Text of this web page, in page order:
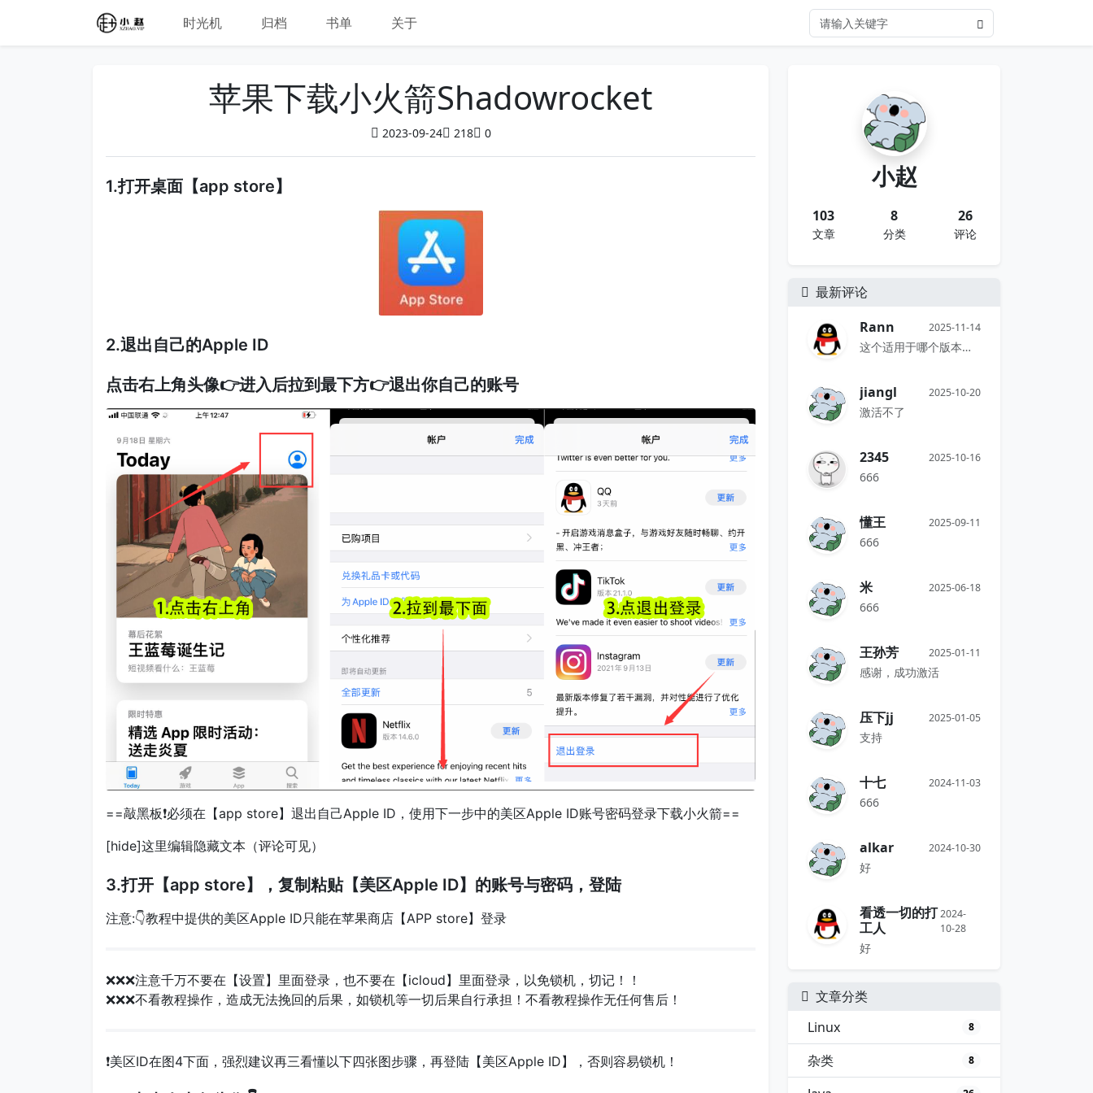
时光机 归档 书单 关于
苹果下载小火箭Shadowrocket
2023-09-24 218 0
1.打开桌面【app store】
2.退出自己的Apple ID
点击右上角头像👉进入后拉到最下方👉退出你自己的账号
==敲黑板❗️必须在【app store】退出自己Apple ID，使用下一步中的美区Apple ID账号密码登录下载小火箭==
[hide]这里编辑隐藏文本（评论可见）
3.打开【app store】，复制粘贴【美区Apple ID】的账号与密码，登陆
注意:👇教程中提供的美区Apple ID只能在苹果商店【APP store】登录
❌❌❌注意千万不要在【设置】里面登录，也不要在【icloud】里面登录，以免锁机，切记！！
❌❌❌不看教程操作，造成无法挽回的后果，如锁机等一切后果自行承担！不看教程操作无任何售后！
❗️美区ID在图4下面，强烈建议再三看懂以下四张图步骤，再登陆【美区Apple ID】，否则容易锁机！
小赵
103
文章
8
分类
26
评论
最新评论
Rann
2025-11-14
这个适用于哪个版本哇，生成的序列号...
jiangl 2025-10-20
激活不了
2345 2025-10-16
666
懂王 2025-09-11
666
米 2025-06-18
666
王孙芳 2025-01-11
感谢，成功激活
压下jj 2025-01-05
支持
十七 2024-11-03
666
alkar 2024-10-30
好
看透一切的打
工人
2024-
10-28
好
文章分类
Linux
8
杂类 8